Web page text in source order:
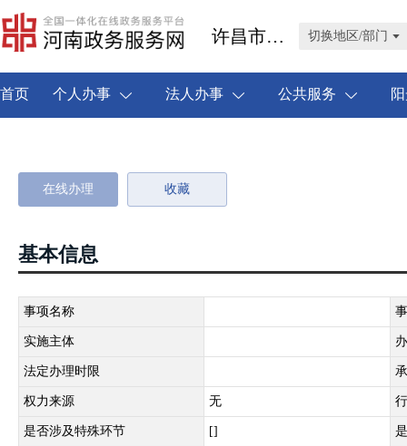
许昌市禹州市 切换地区/部门
首页 个人办事 法人办事 公共服务
在线办理 收藏
基本信息
事项名称
实施主体
法定办理时限
权力来源 无
是否涉及特殊环节 []